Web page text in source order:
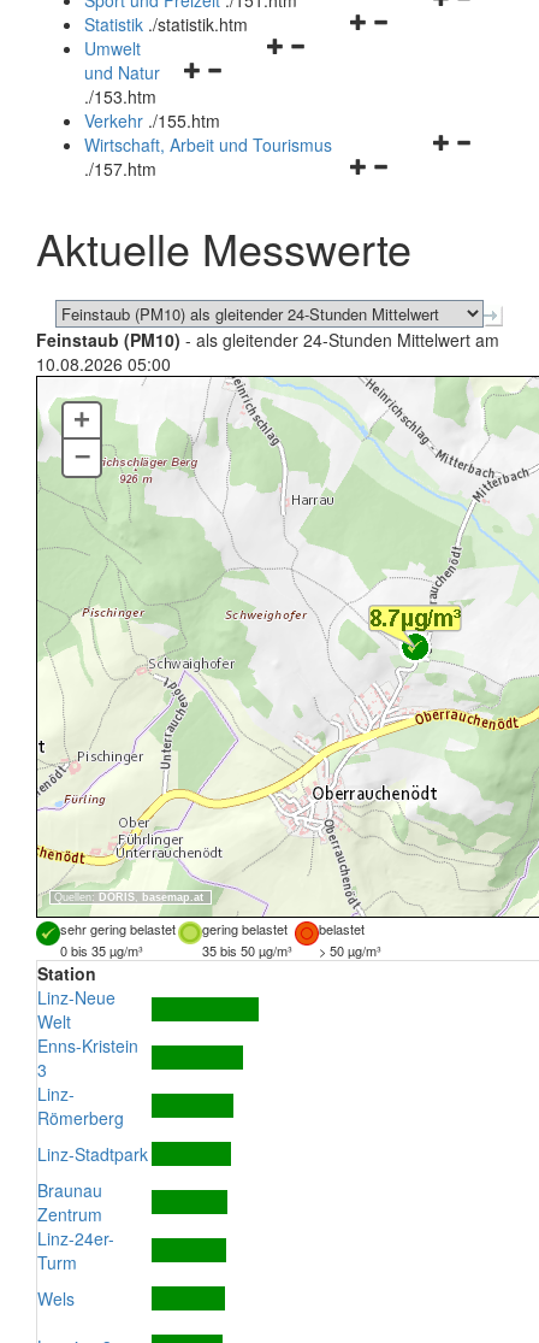
Navigationsmenü
Navigationsmenü
Statistik ./statistik.htm
Navigationsmenü
und
schließen
Umwelt
und Natur
./153.htm
Verkehr ./155.htm
Navigationsmenü
schließen
Wirtschaft, Arbeit und Tourismus
./157.htm
Aktuelle Messwerte
Feinstaub (PM10) - als gleitender 24-Stunden Mittelwert am
10.08.2026 05:00
Quellen: DORIS, basemap.at
+
–
sehr gering belastet gering belastet
belastet
0 bis 35 µg/m³
35 bis 50 µg/m³ > 50 µg/m³
Station
Linz-Neue
Welt
Enns-Kristein
3
Linz-
Römerberg
Linz-Stadtpark
Braunau
Zentrum
Linz-24er-
Turm
Wels